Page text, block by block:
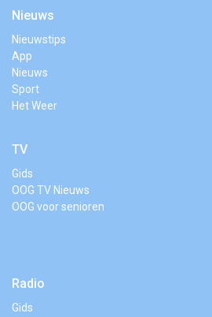
Nieuws
Nieuwstips
App
Nieuws
Sport
Het Weer
TV
Gids
OOG TV Nieuws
OOG voor senioren
Radio
Gids